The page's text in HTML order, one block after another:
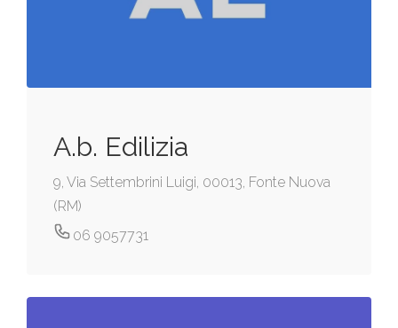
A.b. Edilizia
9, Via Settembrini Luigi, 00013, Fonte Nuova
(RM)
06 9057731